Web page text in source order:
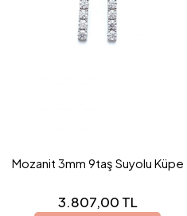
Mozanit 3mm 9taş Suyolu Küpe
3.807,00 TL